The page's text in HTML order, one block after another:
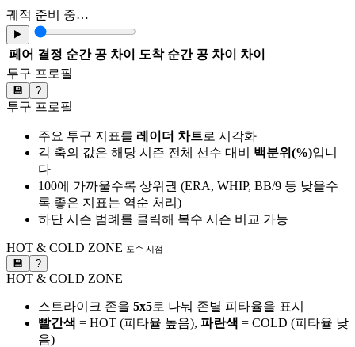
궤적 준비 중…
▶
페어 결정 순간 공 차이 도착 순간 공 차이
차이
투구 프로필
💾 ?
투구 프로필
주요 투구 지표를 레이더 차트로 시각화
각 축의 값은 해당 시즌 전체 선수 대비 백분위(%)입니
다
100에 가까울수록 상위권 (ERA, WHIP, BB/9 등 낮을수
록 좋은 지표는 역순 처리)
하단 시즌 범례를 클릭해 복수 시즌 비교 가능
HOT & COLD ZONE 포수 시점
💾 ?
HOT & COLD ZONE
스트라이크 존을 5x5로 나눠 존별 피타율을 표시
빨간색 = HOT (피타율 높음), 파란색 = COLD (피타율 낮
음)